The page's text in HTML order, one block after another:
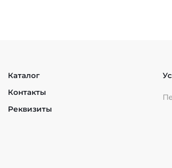
Каталог
Контакты
Реквизиты